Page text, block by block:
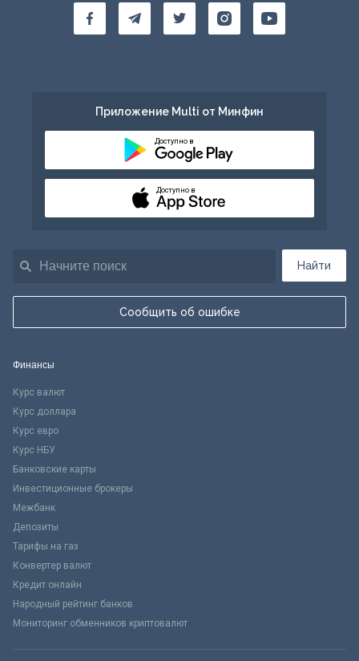
Найти
Сообщить об ошибке
Приложение Multi от Минфин
Доступно в
Доступно в
Финансы
Курс валют
Курс доллара
Курс евро
Курс НБУ
Банковские карты
Инвестиционные брокеры
Межбанк
Депозиты
Тарифы на газ
Конвертер валют
Кредит онлайн
Народный рейтинг банков
Мониторинг обменников криптовалют